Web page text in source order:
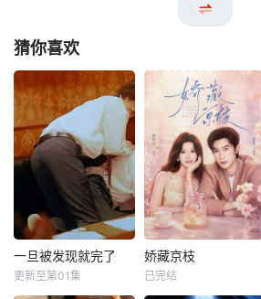
猜你喜欢
一旦被发现就完了
更新至第01集
娇藏京枝
已完结